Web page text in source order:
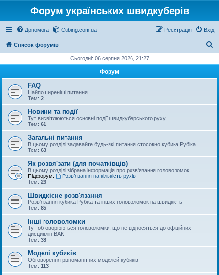
Форум українських швидкуберів
Допомога Cubing.com.ua Вхід
Реєстрація
Список форумів
у
Сьогодні: 06 серпня 2026, 21:27
Форум
FAQ
Найпоширеніші питання
Тем: 2
Новини та події
Тут висвітлюються основні події швидкуберського руху
Тем: 61
Загальні питання
В цьому розділі задавайте будь-які питання стосовно кубика Рубіка
Тем: 63
Як розвя'зати (для початківців)
В цьому розділі зібрана інформація про розв'язання головоломок
Підфорум:
Розв’язання на кількість рухів
Тем: 26
Швидкісне розв'язання
Розв'язання кубика Рубіка та інших головоломок на швидкість
Тем: 85
Інші головоломки
Тут обговорюються головоломки, що не відносяться до офіційних
дисциплін ВАК
Тем: 38
Моделі кубиків
Обговорення різноманітних моделей кубиків
Тем: 113